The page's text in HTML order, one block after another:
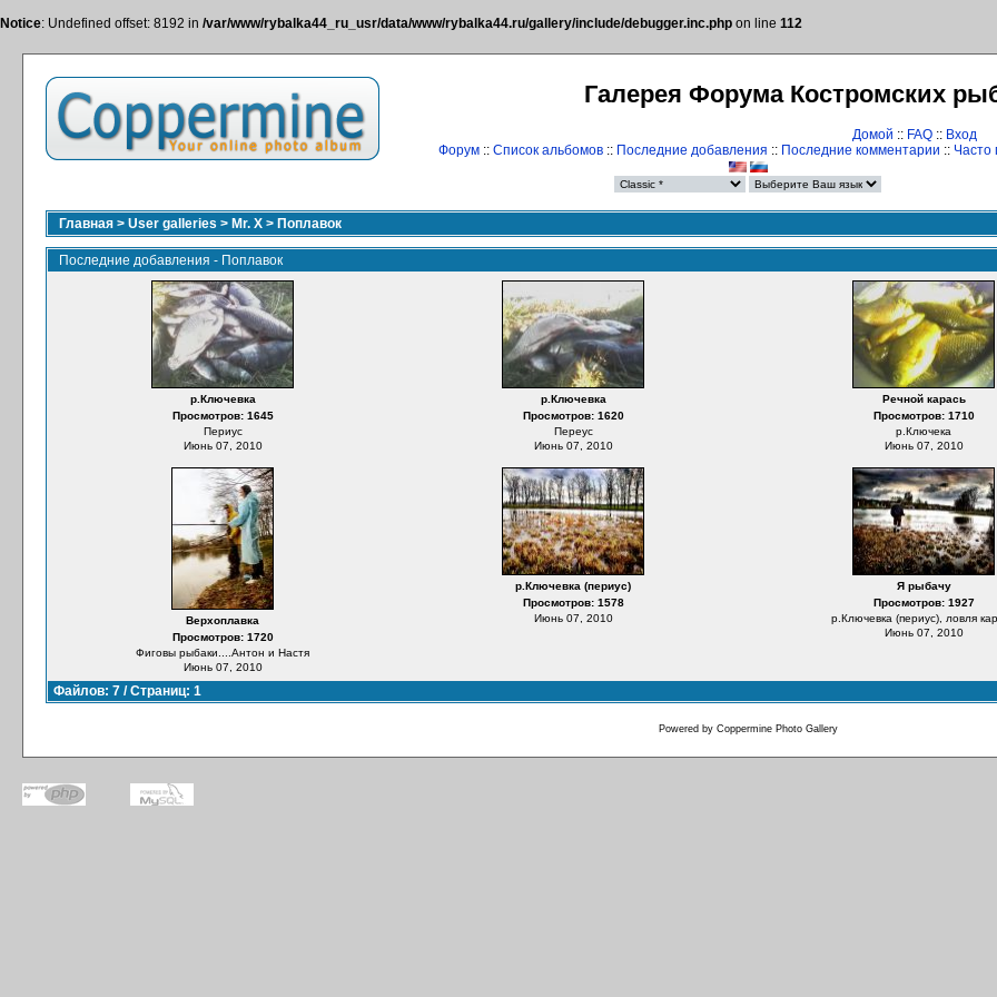
Notice: Undefined offset: 8192 in /var/www/rybalka44_ru_usr/data/www/rybalka44.ru/gallery/include/debugger.inc.php on line 112
Галерея Форума Костромских
Домой :: FAQ :: Вход
Форум:: Список альбомов:: Последние добавления :: Последние комментарии :: Часто
Главная > User galleries > Mr. X > Поплавок
Последние добавления - Поплавок
р.Ключевка
Просмотров: 1645
Периус
Июнь 07, 2010
р.Ключевка
Просмотров: 1620
Переус
Июнь 07, 2010
Речной карась
Просмотров: 1710
р.Ключека
Июнь 07, 2010
Верхоплавка
Просмотров: 1720
Фиговы рыбаки....Антон и Настя
Июнь 07, 2010
р.Ключевка (периус)
Просмотров: 1578
Июнь 07, 2010
Я рыбачу
Просмотров: 1927
р.Ключевка (периус), ловля
Июнь 07, 2010
Файлов: 7 / Страниц: 1
Powered by Coppermine Photo Gallery